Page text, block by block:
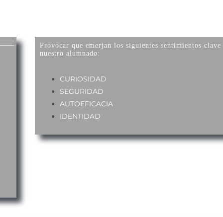
Provocar que emerjan los siguientes sentimientos clave
nuestro alumnado:
CURIOSIDAD
SEGURIDAD
AUTOEFICACIA
IDENTIDAD